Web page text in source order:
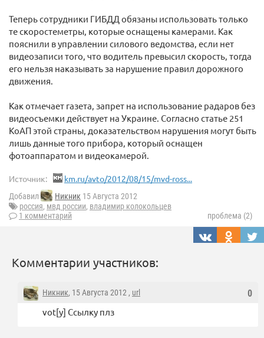
Теперь сотрудники ГИБДД обязаны использовать только
те скоростеметры, которые оснащены камерами. Как
пояснили в управлении силового ведомства, если нет
видеозаписи того, что водитель превысил скорость, тогда
его нельзя наказывать за нарушение правил дорожного
движения.
Как отмечает газета, запрет на использование радаров без
видеосъемки действует на Украине. Согласно статье 251
КоАП этой страны, доказательством нарушения могут быть
лишь данные того прибора, который оснащен
фотоаппаратом и видеокамерой.
Источник: km.ru/avto/2012/08/15/mvd-ross...
Добавил Никник 15 Августа 2012
россия, мвд россии, владимир колокольцев
1 комментарий
проблема (2)
Комментарии участников:
0
Никник, 15 Августа 2012 , url
vot[у] Ссылку плз